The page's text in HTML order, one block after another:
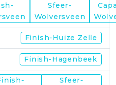
Sfeer-
Wolversveen
Finish-Huize Zelle
Finish-Hagenbeek
Sfeer-